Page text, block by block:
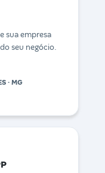
sua empresa
seu negócio.
· MG